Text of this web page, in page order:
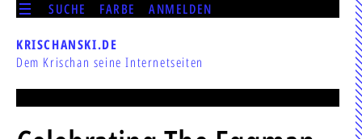
SUCHE FARBE ANMELDEN
KRISCHANSKI.DE
Dem Krischan seine Internetseiten